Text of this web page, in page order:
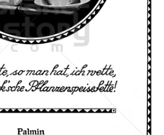
Peter Kölln KGaA 1912